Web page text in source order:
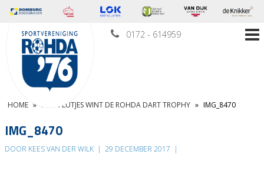
0172 - 614959
HOME » KEVIN LUTJES WINT DE ROHDA DART TROPHY » IMG_8470
IMG_8470
DOOR KEES VAN DER WILK | 29 DECEMBER 2017 |